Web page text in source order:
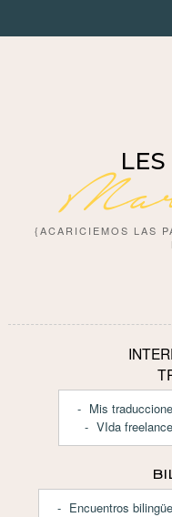
{ACARICIEMOS LAS
Mis
VIda freelance
Encuentros